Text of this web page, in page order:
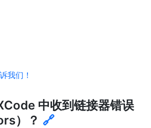
我们！
中收到链接器错误
）？ 🔗